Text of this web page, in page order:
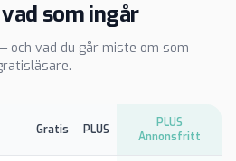
som ingår
och vad du går miste om som
Gratis PLUS
PLUS
Annonsfritt